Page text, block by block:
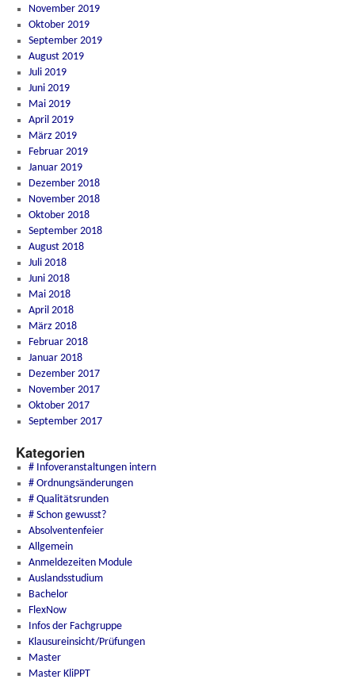
November 2019
Oktober 2019
September 2019
August 2019
Juli 2019
Juni 2019
Mai 2019
April 2019
März 2019
Februar 2019
Januar 2019
Dezember 2018
November 2018
Oktober 2018
September 2018
August 2018
Juli 2018
Juni 2018
Mai 2018
April 2018
März 2018
Februar 2018
Januar 2018
Dezember 2017
November 2017
Oktober 2017
September 2017
Kategorien
# Infoveranstaltungen intern
# Ordnungsänderungen
# Qualitätsrunden
# Schon gewusst?
Absolventenfeier
Allgemein
Anmeldezeiten Module
Auslandsstudium
Bachelor
FlexNow
Infos der Fachgruppe
Klausureinsicht/Prüfungen
Master
Master KliPPT